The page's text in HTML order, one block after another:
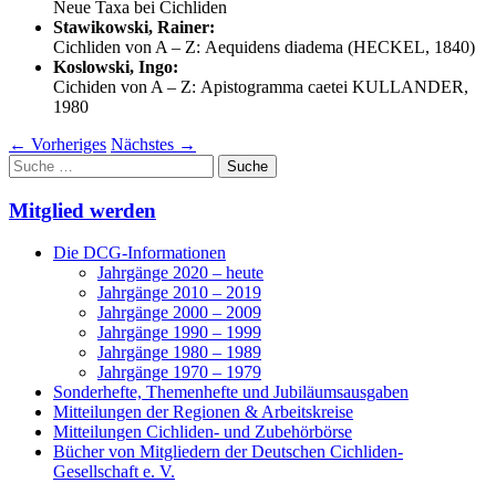
Neue Taxa bei Cichliden
Stawikowski, Rainer:
Cichliden von A – Z: Aequidens diadema (HECKEL, 1840)
Koslowski, Ingo:
Cichiden von A – Z: Apistogramma caetei KULLANDER,
1980
← Vorheriges Nächstes →
Suche
nach:
Mitglied werden
Die DCG-Informationen
Jahrgänge 2020 – heute
Jahrgänge 2010 – 2019
Jahrgänge 2000 – 2009
Jahrgänge 1990 – 1999
Jahrgänge 1980 – 1989
Jahrgänge 1970 – 1979
Sonderhefte, Themenhefte und Jubiläumsausgaben
Mitteilungen der Regionen & Arbeitskreise
Mitteilungen Cichliden- und Zubehörbörse
Bücher von Mitgliedern der Deutschen Cichliden-
Gesellschaft e. V.